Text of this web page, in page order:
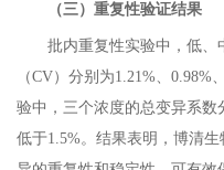
（三）重复性验证结果
批内重复性实验中，低、
（CV）分别为1.21%、
验中，三个浓度的总变异系数
低于1.5%。结果表明，博清